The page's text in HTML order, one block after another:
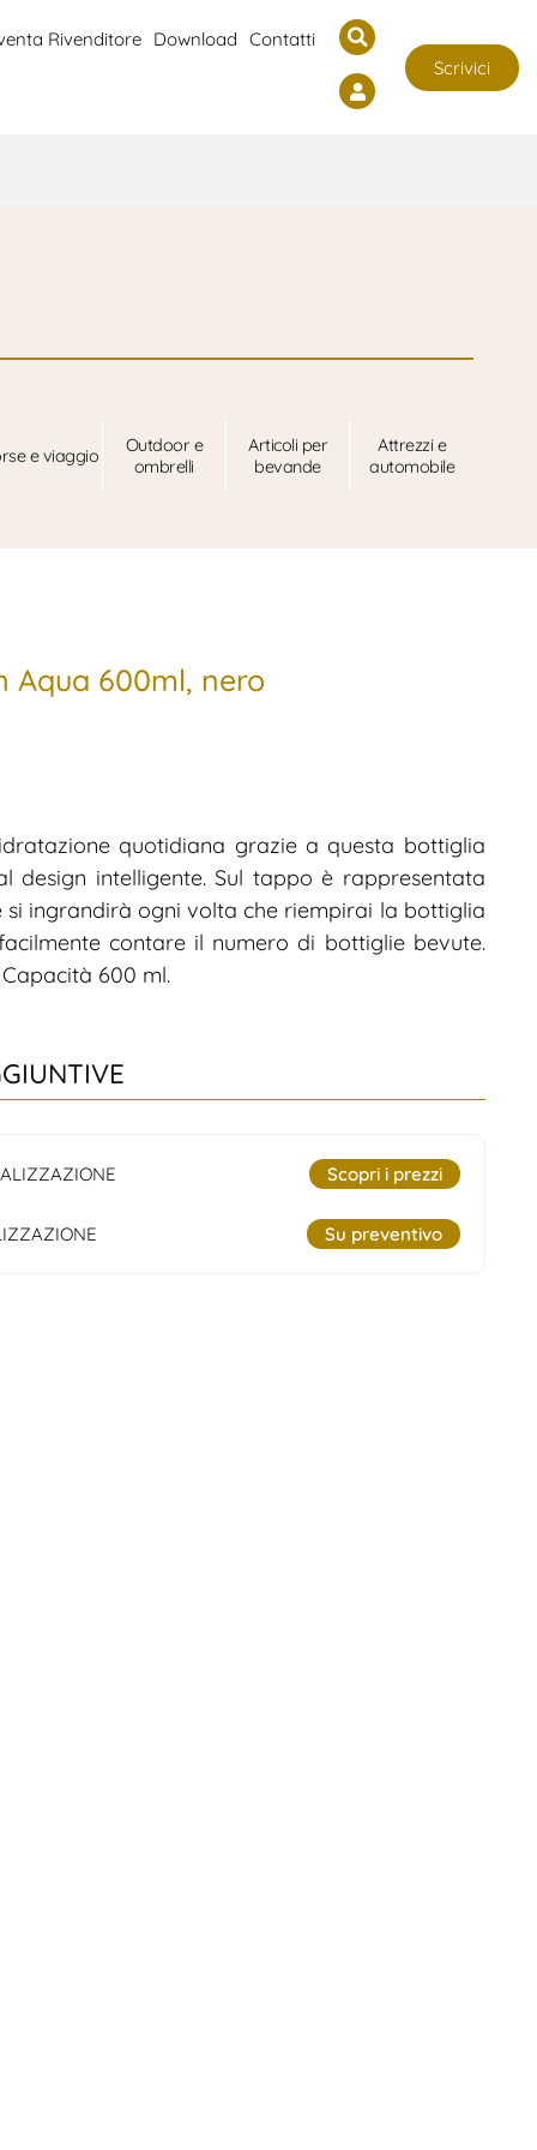
Rivenditore Download Contatti
Scrivici
e viaggio
Outdoor e
ombrelli
Articoli per
bevande
Attrezzi e
automobile
Aqua 600ml, nero
quotidiana grazie a questa bottiglia
design intelligente. Sul tappo è rappresentata
si ingrandirà ogni volta che riempirai la bottiglia
contare il numero di bottiglie bevute.
600 ml.
Scopri i prezzi
Su preventivo